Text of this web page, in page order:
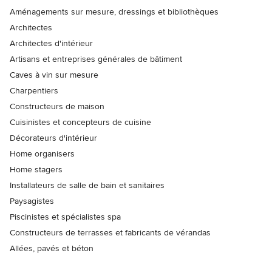
Aménagements sur mesure, dressings et bibliothèques
Architectes
Architectes d'intérieur
Artisans et entreprises générales de bâtiment
Caves à vin sur mesure
Charpentiers
Constructeurs de maison
Cuisinistes et concepteurs de cuisine
Décorateurs d'intérieur
Home organisers
Home stagers
Installateurs de salle de bain et sanitaires
Paysagistes
Piscinistes et spécialistes spa
Constructeurs de terrasses et fabricants de vérandas
Allées, pavés et béton